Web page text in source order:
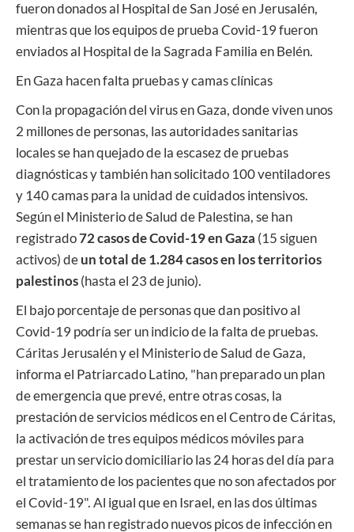
fueron donados al Hospital de San José en Jerusalén,
mientras que los equipos de prueba Covid-19 fueron
enviados al Hospital de la Sagrada Familia en Belén.
En Gaza hacen falta pruebas y camas clínicas
Con la propagación del virus en Gaza, donde viven unos
2 millones de personas, las autoridades sanitarias
locales se han quejado de la escasez de pruebas
diagnósticas y también han solicitado 100 ventiladores
y 140 camas para la unidad de cuidados intensivos.
Según el Ministerio de Salud de Palestina, se han
registrado72 casos de Covid-19 en Gaza (15 siguen
activos) de un total de 1.284 casos en los territorios
palestinos (hasta el 23 de junio).
El bajo porcentaje de personas que dan positivo al
Covid-19 podría ser un indicio de la falta de pruebas.
Cáritas Jerusalén y el Ministerio de Salud de Gaza,
informa el Patriarcado Latino, "han preparado un plan
de emergencia que prevé, entre otras cosas, la
prestación de servicios médicos en el Centro de Cáritas,
la activación de tres equipos médicos móviles para
prestar un servicio domiciliario las 24 horas del día para
el tratamiento de los pacientes que no son afectados por
el Covid-19". Al igual que en Israel, en las dos últimas
semanas se han registrado nuevos picos de infección en